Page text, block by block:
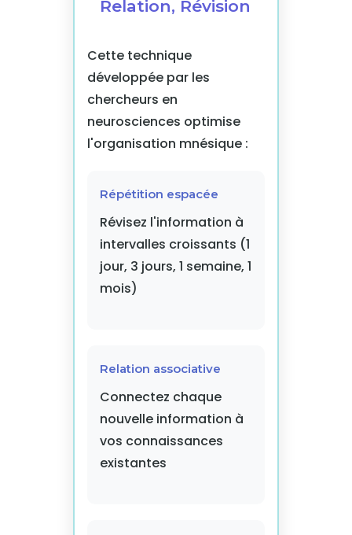
Relation, Révision
Cette technique
développée par les
chercheurs en
neurosciences optimise
l'organisation mnésique :
Répétition espacée
Révisez l'information à
intervalles croissants (1
jour, 3 jours, 1 semaine, 1
mois)
Relation associative
Connectez chaque
nouvelle information à
vos connaissances
existantes